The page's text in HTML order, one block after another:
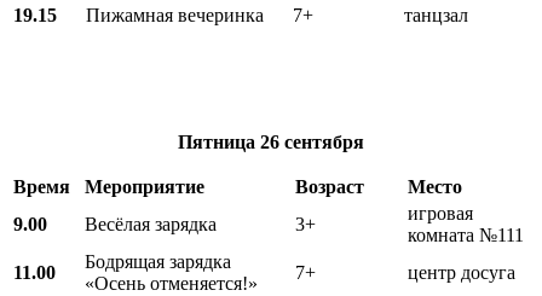
19.15
Пижамная вечеринка 7+ танцзал
Пятница 26 сентября
Время Мероприятие Возраст
Место
9.00
Весёлая зарядка 3+
игровая
комната №111
11.00
Бодрящая зарядка
«Осень отменяется!»
7+ центр досуга